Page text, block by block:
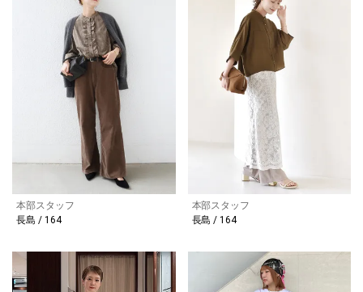
本部スタッフ
長島 / 164
本部スタッフ
長島 / 164